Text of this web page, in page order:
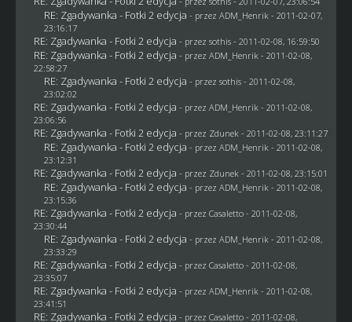
RE: Zgadywanka - Fotki 2 edycja - przez ADM_Henrik- 2011-02-07,
23:16:17
RE: Zgadywanka - Fotki 2 edycja - przez sothis- 2011-02-08, 16:59:50
RE: Zgadywanka - Fotki 2 edycja - przez ADM_Henrik- 2011-02-08,
22:58:27
RE: Zgadywanka - Fotki 2 edycja - przez sothis- 2011-02-08,
23:02:02
RE: Zgadywanka - Fotki 2 edycja - przez ADM_Henrik- 2011-02-08,
23:06:56
RE: Zgadywanka - Fotki 2 edycja - przez Zdunek- 2011-02-08, 23:11:27
RE: Zgadywanka - Fotki 2 edycja - przez ADM_Henrik- 2011-02-08,
23:12:31
RE: Zgadywanka - Fotki 2 edycja - przez Zdunek- 2011-02-08, 23:15:01
RE: Zgadywanka - Fotki 2 edycja - przez ADM_Henrik- 2011-02-08,
23:15:36
RE: Zgadywanka - Fotki 2 edycja - przez Casaletto- 2011-02-08,
23:30:44
RE: Zgadywanka - Fotki 2 edycja - przez ADM_Henrik- 2011-02-08,
23:33:29
RE: Zgadywanka - Fotki 2 edycja - przez Casaletto- 2011-02-08,
23:35:07
RE: Zgadywanka - Fotki 2 edycja - przez ADM_Henrik- 2011-02-08,
23:41:51
RE: Zgadywanka - Fotki 2 edycja - przez Casaletto- 2011-02-08,